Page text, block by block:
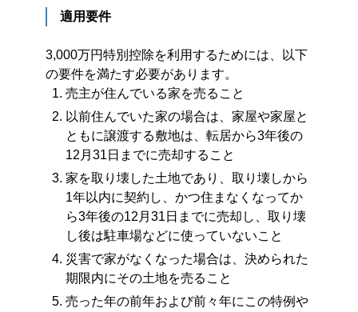
適用要件
3,000万円特別控除を利用するためには、以下
の要件を満たす必要があります。
売主が住んでいる家を売ること
以前住んでいた家の場合は、家屋や家屋と
ともに譲渡する敷地は、転居から3年後の
12月31日までに売却すること
家を取り壊した土地であり、取り壊しから
1年以内に契約し、かつ住まなくなってか
ら3年後の12月31日までに売却し、取り壊
し後は駐車場などに使っていないこと
災害で家がなくなった場合は、決められた
期限内にその土地を売ること
売った年の前年および前々年にこの特例や